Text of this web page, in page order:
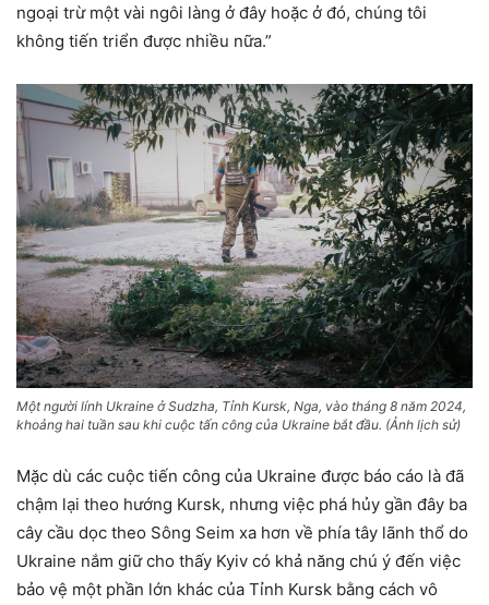
ngoại trừ một vài ngôi làng ở đây hoặc ở đó, chúng tôi
không tiến triển được nhiều nữa.”
Một người lính Ukraine ở Sudzha, Tỉnh Kursk, Nga, vào tháng 8 năm 2024,
khoảng hai tuần sau khi cuộc tấn công của Ukraine bắt đầu. (Ảnh lịch sử)
Mặc dù các cuộc tiến công của Ukraine được báo cáo là đã
chậm lại theo hướng Kursk, nhưng việc phá hủy gần đây ba
cây cầu dọc theo Sông Seim xa hơn về phía tây lãnh thổ do
Ukraine nắm giữ cho thấy Kyiv có khả năng chú ý đến việc
bảo vệ một phần lớn khác của Tỉnh Kursk bằng cách vô